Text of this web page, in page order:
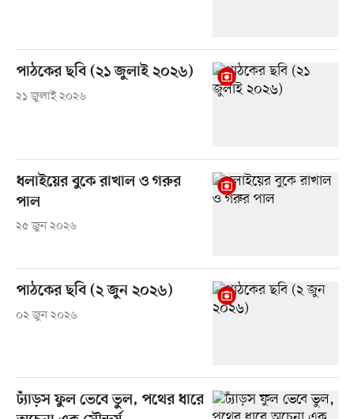
পাঠকের ছবি (২১ জুলাই ২০২৬)
২১ জুলাই ২০২৬
ধলাইয়ের বুকে রাখাল ও গরুর
পাল
২৫ জুন ২০২৬
পাঠকের ছবি (২ জুন ২০২৬)
০২ জুন ২০২৬
ঢ্যাঁড়স ফুল ভেবে ভুল, পথের ধারে